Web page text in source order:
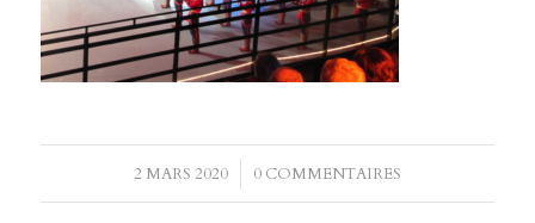
2 MARS 2020
/ 0 COMMENTAIRES